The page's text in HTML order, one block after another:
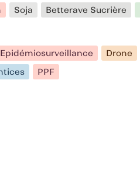
Soja Betterave Sucrière
Epidémiosurveillance Drone
PPF